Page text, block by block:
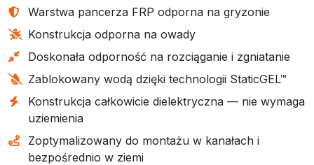
Warstwa pancerza FRP odporna na gryzonie
Konstrukcja odporna na owady
Doskonała odporność na rozciąganie i zgniatanie
Zablokowany wodą dzięki technologii StaticGEL™
Konstrukcja całkowicie dielektryczna — nie wymaga
uziemienia
Zoptymalizowany do montażu w kanałach i
bezpośrednio w ziemi